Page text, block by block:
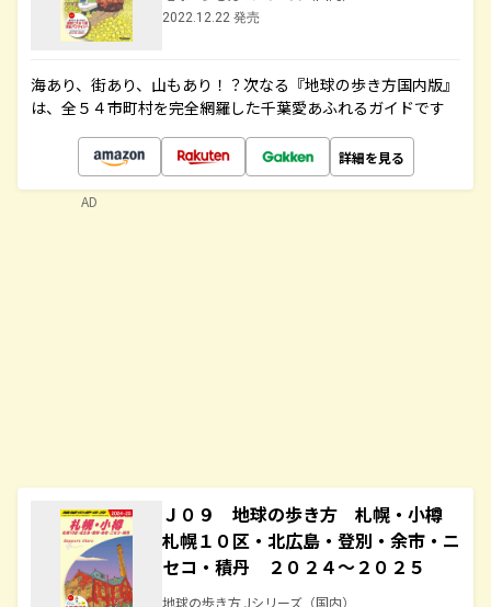
2022.12.22 発売
海あり、街あり、山もあり！？次なる『地球の歩き方国内版』
は、全５４市町村を完全網羅した千葉愛あふれるガイドです
詳細を見る
Ｊ０９ 地球の歩き方 札幌・小樽
札幌１０区・北広島・登別・余市・ニ
セコ・積丹 ２０２４～２０２５
地球の歩き方 Jシリーズ（国内）
AD